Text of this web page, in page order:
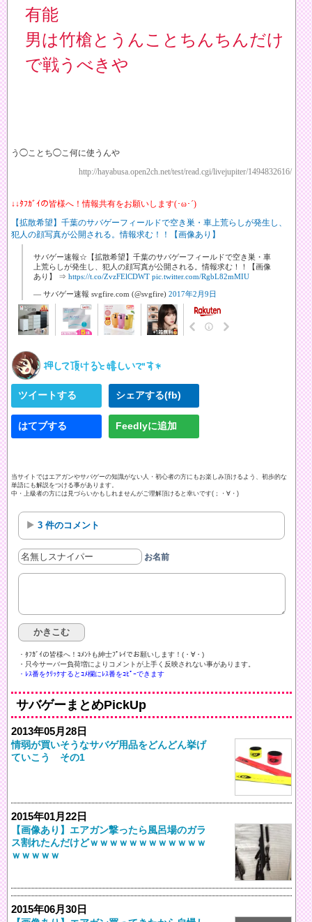
有能
男は竹槍とうんことちんちんだけ
で戦うべきや
う◯ことち◯こ何に使うんや
http://hayabusa.open2ch.net/test/read.cgi/livejupiter/1494832616/
↓↓ﾀﾌｶﾞｲの皆様へ！情報共有をお願いします(･ω･´)
【拡散希望】千葉のサバゲーフィールドで空き巣・車上荒らしが発生し、
犯人の顔写真が公開される。情報求む！！【画像あり】
サバゲー速報☆【拡散希望】千葉のサバゲーフィールドで空き巣・車
上荒らしが発生し、犯人の顔写真が公開される。情報求む！！【画像
あり】 ⇒ https://t.co/ZvzFElCDWT pic.twitter.com/RgbL82mMIU
— サバゲー速報 svgfire.com (@svgfire) 2017年2月9日
ツイートする シェアする(fb)
はてブする Feedlyに追加
当サイトではエアガンやサバゲーの知識がない人・初心者の方にもお楽しみ頂けるよう、初歩的な
単語にも解説をつける事があります。
中・上級者の方には見づらいかもしれませんがご理解頂けると幸いです(；・∀・)
3 件のコメント
お名前
・ﾀﾌｶﾞｲの皆様へ！ｺﾒﾝﾄも紳士ﾌﾟﾚｲでお願いします！(・∀・)ゞ
・只今サーバー負荷増によりコメントが上手く反映されない事があります。
・ﾚｽ番をｸﾘｯｸするとｺﾒ欄にﾚｽ番をｺﾋﾟｰできます
サバゲーまとめPickUp
2013年05月28日
情弱が買いそうなサバゲ用品をどんどん挙げ
ていこう その1
2015年01月22日
【画像あり】エアガン撃ったら風呂場のガラ
ス割れたんだけどｗｗｗｗｗｗｗｗｗｗｗｗ
ｗｗｗｗｗ
2015年06月30日